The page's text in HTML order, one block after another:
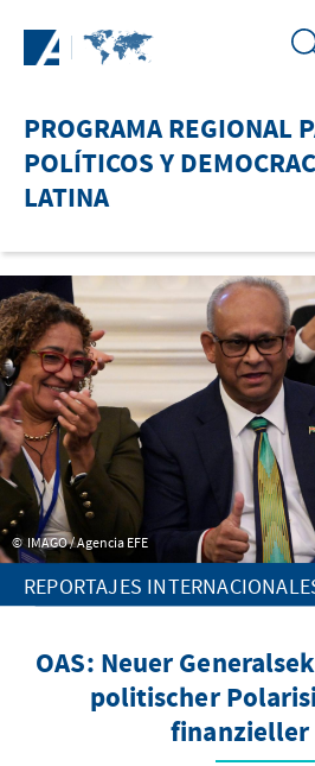
PROGRAMA REGIONAL
POLÍTICOS Y
LATINA
IMAGO / Agencia EFE
REPORTAJES
OAS: Neuer
politischer
finanzieller